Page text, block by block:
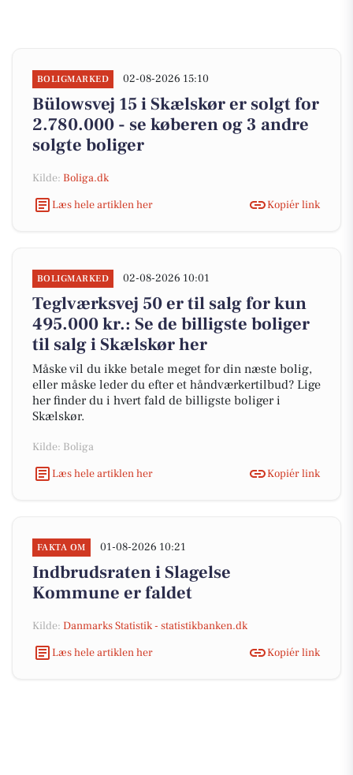
BOLIGMARKED 02-08-2026 15:10
Bülowsvej 15 i Skælskør er solgt for
2.780.000 - se køberen og 3 andre
solgte boliger
Kilde: Boliga.dk
Læs hele artiklen her
Kopiér link
BOLIGMARKED 02-08-2026 10:01
Teglværksvej 50 er til salg for kun
495.000 kr.: Se de billigste boliger
til salg i Skælskør her
Måske vil du ikke betale meget for din næste bolig,
eller måske leder du efter et håndværkertilbud? Lige
her finder du i hvert fald de billigste boliger i
Skælskør.
Kilde: Boliga
Læs hele artiklen her
Kopiér link
FAKTA OM 01-08-2026 10:21
Indbrudsraten i Slagelse
Kommune er faldet
Kilde: Danmarks Statistik - statistikbanken.dk
Læs hele artiklen her
Kopiér link